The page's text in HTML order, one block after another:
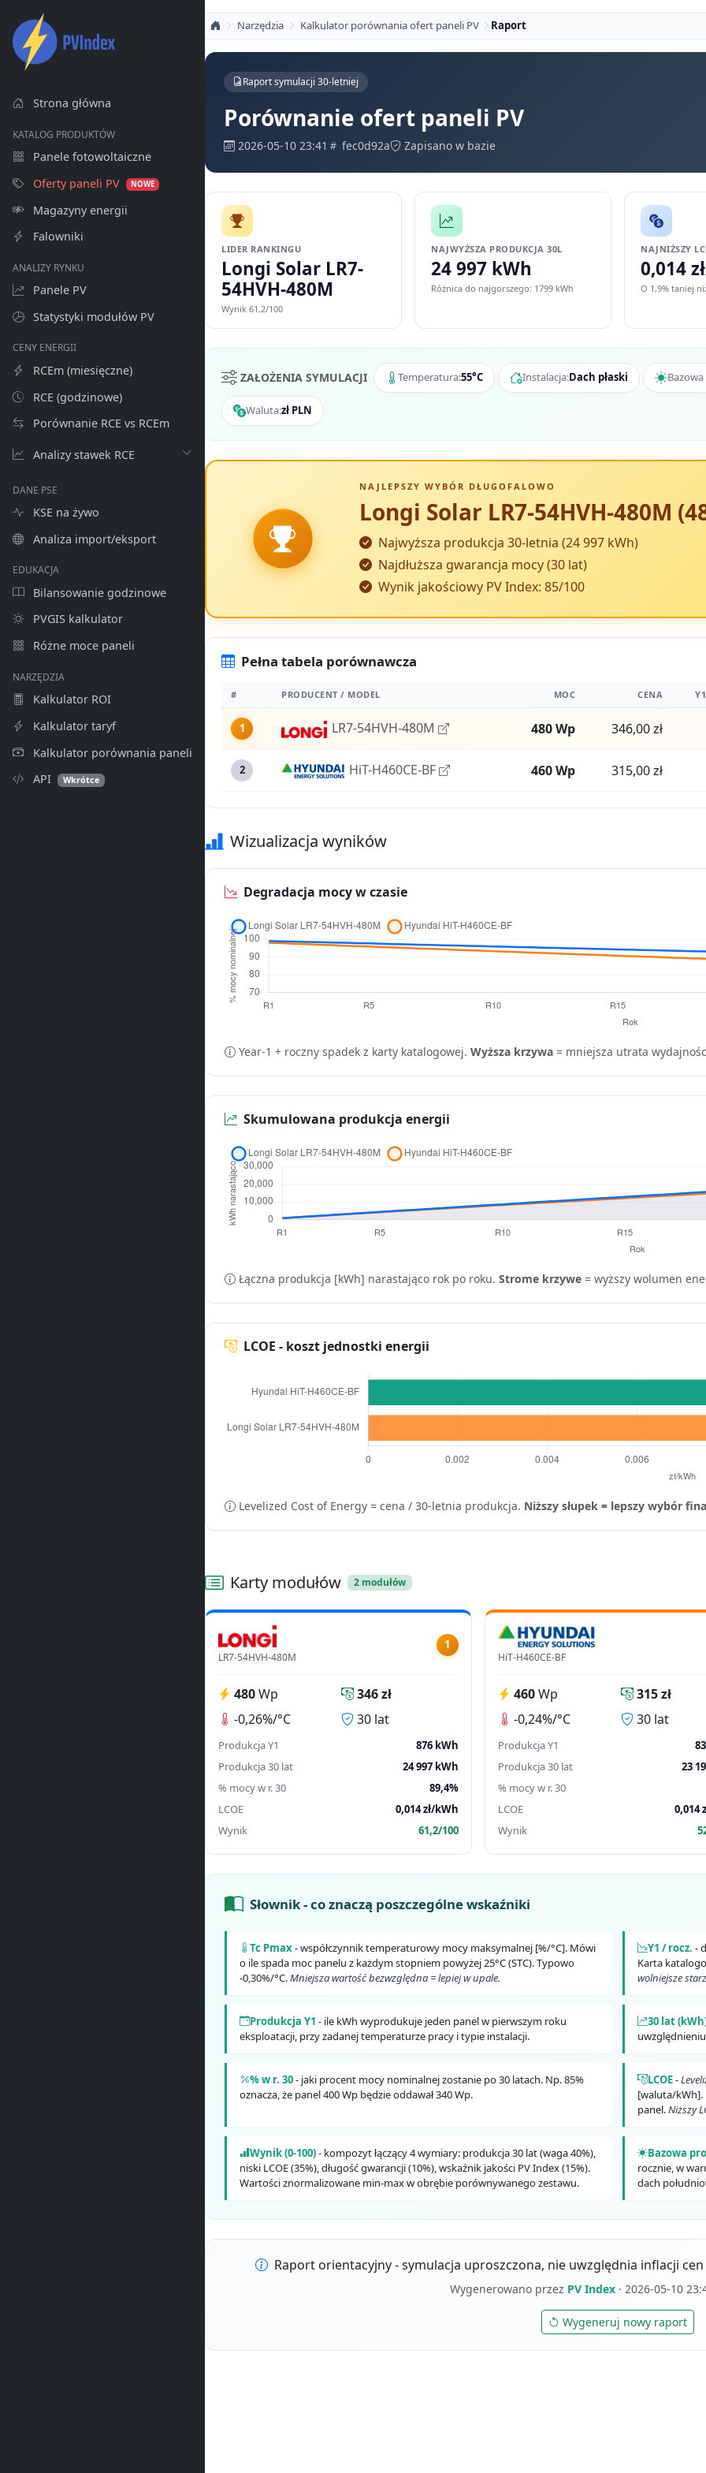
Strona główna
KATALOG PRODUKTÓW
Panele fotowoltaiczne
Oferty paneli PV
NOWE
Magazyny energii
Falowniki
ANALIZY RYNKU
Panele PV
Statystyki modułów PV
CENY ENERGII
RCEm (miesięczne)
RCE (godzinowe)
Porównanie RCE vs RCEm
Analizy stawek RCE
DANE PSE
KSE na żywo
Analiza import/eksport
EDUKACJA
Bilansowanie godzinowe
PVGIS kalkulator
Różne moce paneli
NARZĘDZIA
Kalkulator ROI
Kalkulator taryf
Kalkulator porównania paneli
API
Wkrótce
Narzędzia Kalkulator porównania ofert paneli PV Raport
Raport symulacji 30-letniej
Porównanie ofert paneli PV
2026-05-10 23:41 fec0d92a Zapisano w bazie
LIDER RANKINGU
Longi Solar LR7-
54HVH-480M
Wynik 61,2/100
NAJWYŻSZA PRODUKCJA 30L
24 997 kWh
Różnica do najgorszego: 1799 kWh
NAJNIŻSZY
0,014
O 1,9% taniej
ZAŁOŻENIA SYMULACJI Temperatura:55°C Instalacja:Dach płaski
Waluta:zł PLN
NAJLEPSZY WYBÓR DŁUGOFALOWO
Longi Solar LR7-54HVH-480M
Najwyższa produkcja 30-letnia (24 997 kWh)
Najdłuższa gwarancja mocy (30 lat)
Wynik jakościowy PV Index: 85/100
Pełna tabela porównawcza
# PRODUCENT / MODEL MOC CENA
1 LR7-54HVH-480M 480 Wp 346,00 zł
2 HiT-H460CE-BF 460 Wp 315,00 zł
Wizualizacja wyników
Degradacja mocy w czasie
Year-1 + roczny spadek z karty katalogowej. Wyższa krzywa = mniejsza utrata
Skumulowana produkcja energii
Łączna produkcja [kWh] narastająco rok po roku. Strome krzywe = wyższy wolumen
LCOE - koszt jednostki energii
Levelized Cost of Energy = cena / 30-letnia produkcja. Niższy słupek = lepszy wybór
Karty modułów 2 modułów
LR7-54HVH-480M
1
480Wp
346 zł
-0,26%/°C
30 lat
Produkcja Y1
876 kWh
Produkcja 30 lat
24 997 kWh
% mocy w r. 30
89,4%
LCOE
0,014 zł/kWh
Wynik
61,2/100
HiT-H460CE-BF
460Wp
315 zł
-0,24%/°C
30 lat
Produkcja Y1
Produkcja 30 lat
23
% mocy w r. 30
LCOE
0,014
Wynik
Słownik - co znaczą poszczególne wskaźniki
Tc Pmax- współczynnik temperaturowy mocy maksymalnej [%/°C]. Mówi
o ile spada moc panelu z każdym stopniem powyżej 25°C (STC). Typowo
-0,30%/°C.Mniejsza wartość bezwzględna = lepiej w upale.
Y1 / rocz. -
Karta
wolniejsze
Produkcja Y1 - ile kWh wyprodukuje jeden panel w pierwszym roku
eksploatacji, przy zadanej temperaturze pracy i typie instalacji.
30 lat
% w r. 30- jaki procent mocy nominalnej zostanie po 30 latach. Np. 85%
oznacza, że panel 400 Wp będzie oddawał 340 Wp.
LCOE-
[waluta/kWh].
panel.Niższy
Wynik (0-100)- kompozyt łączący 4 wymiary: produkcja 30 lat (waga 40%),
niski LCOE (35%), długość gwarancji (10%), wskaźnik jakości PV Index (15%).
Wartości znormalizowane min-max w obrębie porównywanego zestawu.
Bazowa
rocznie, w
dach
Raport orientacyjny - symulacja uproszczona, nie uwzględnia inflacji
Wygenerowano przez PV Index· 2026-05-10
Wygeneruj nowy raport